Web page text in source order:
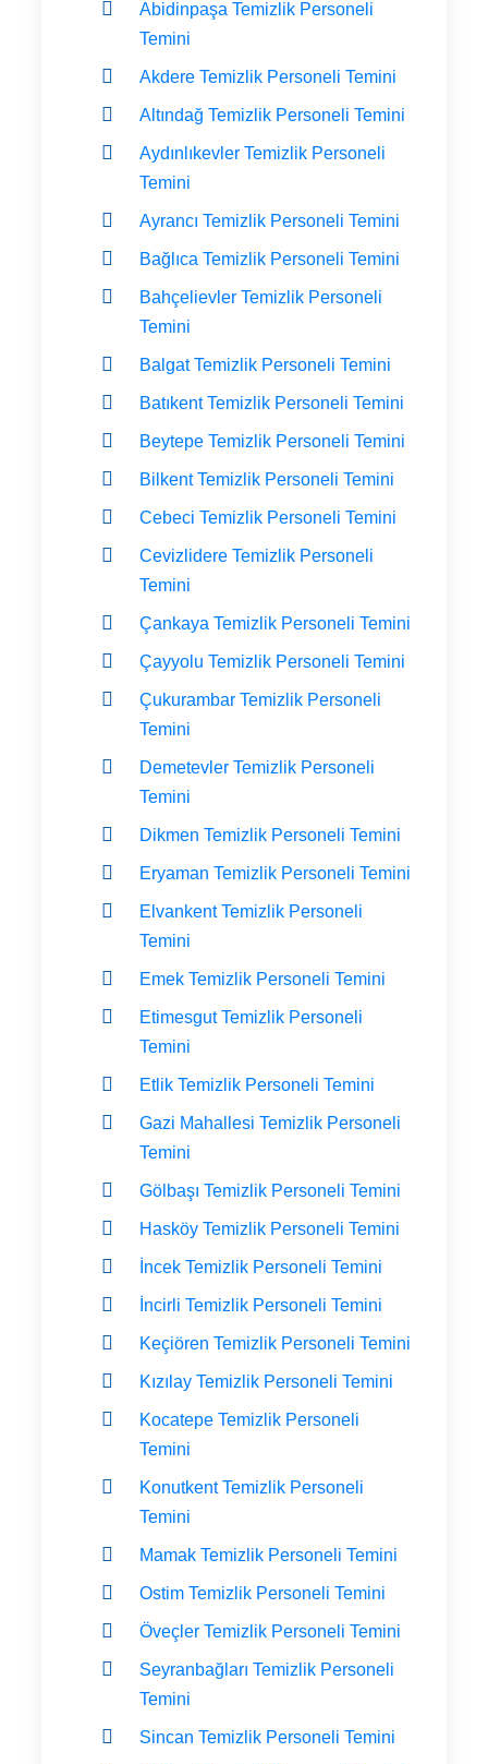
Abidinpaşa Temizlik Personeli
Temini
Akdere Temizlik Personeli Temini
Altındağ Temizlik Personeli Temini
Aydınlıkevler Temizlik Personeli
Temini
Ayrancı Temizlik Personeli Temini
Bağlıca Temizlik Personeli Temini
Bahçelievler Temizlik Personeli
Temini
Balgat Temizlik Personeli Temini
Batıkent Temizlik Personeli Temini
Beytepe Temizlik Personeli Temini
Bilkent Temizlik Personeli Temini
Cebeci Temizlik Personeli Temini
Cevizlidere Temizlik Personeli
Temini
Çankaya Temizlik Personeli Temini
Çayyolu Temizlik Personeli Temini
Çukurambar Temizlik Personeli
Temini
Demetevler Temizlik Personeli
Temini
Dikmen Temizlik Personeli Temini
Eryaman Temizlik Personeli Temini
Elvankent Temizlik Personeli
Temini
Emek Temizlik Personeli Temini
Etimesgut Temizlik Personeli
Temini
Etlik Temizlik Personeli Temini
Gazi Mahallesi Temizlik Personeli
Temini
Gölbaşı Temizlik Personeli Temini
Hasköy Temizlik Personeli Temini
İncek Temizlik Personeli Temini
İncirli Temizlik Personeli Temini
Keçiören Temizlik Personeli Temini
Kızılay Temizlik Personeli Temini
Kocatepe Temizlik Personeli
Temini
Konutkent Temizlik Personeli
Temini
Mamak Temizlik Personeli Temini
Ostim Temizlik Personeli Temini
Öveçler Temizlik Personeli Temini
Seyranbağları Temizlik Personeli
Temini
Sincan Temizlik Personeli Temini